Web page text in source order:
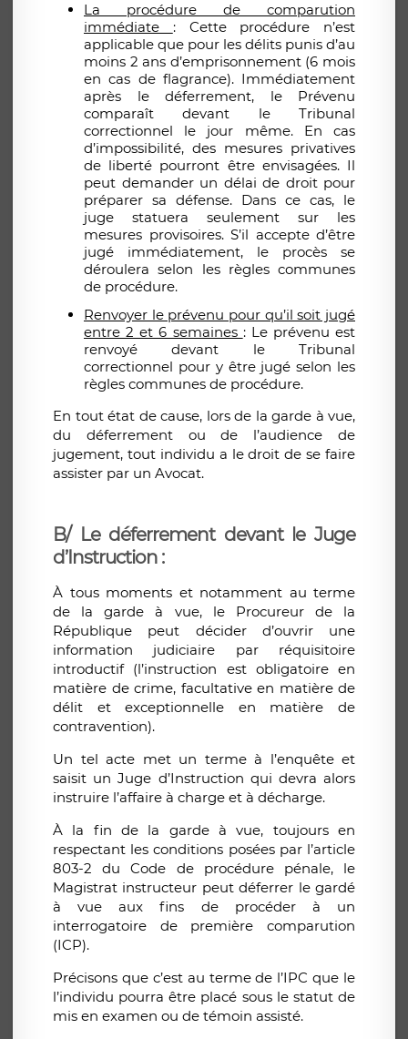
La procédure de comparution
immédiate : Cette procédure n’est
applicable que pour les délits punis d’au
moins 2 ans d’emprisonnement (6 mois
en cas de flagrance). Immédiatement
après le déferrement, le Prévenu
comparaît devant le Tribunal
correctionnel le jour même. En cas
d’impossibilité, des mesures privatives
de liberté pourront être envisagées. Il
peut demander un délai de droit pour
préparer sa défense. Dans ce cas, le
juge statuera seulement sur les
mesures provisoires. S’il accepte d’être
jugé immédiatement, le procès se
déroulera selon les règles communes
de procédure.
Renvoyer le prévenu pour qu’il soit jugé
entre 2 et 6 semaines : Le prévenu est
renvoyé devant le Tribunal
correctionnel pour y être jugé selon les
règles communes de procédure.
En tout état de cause, lors de la garde à vue,
du déferrement ou de l’audience de
jugement, tout individu a le droit de se faire
assister par un Avocat.
B/ Le déferrement devant le Juge
d’Instruction :
À tous moments et notamment au terme
de la garde à vue, le Procureur de la
République peut décider d’ouvrir une
information judiciaire par réquisitoire
introductif (l’instruction est obligatoire en
matière de crime, facultative en matière de
délit et exceptionnelle en matière de
contravention).
Un tel acte met un terme à l’enquête et
saisit un Juge d’Instruction qui devra alors
instruire l’affaire à charge et à décharge.
À la fin de la garde à vue, toujours en
respectant les conditions posées par l’article
803-2 du Code de procédure pénale, le
Magistrat instructeur peut déferrer le gardé
à vue aux fins de procéder à un
interrogatoire de première comparution
(ICP).
Précisons que c’est au terme de l’IPC que le
l’individu pourra être placé sous le statut de
mis en examen ou de témoin assisté.